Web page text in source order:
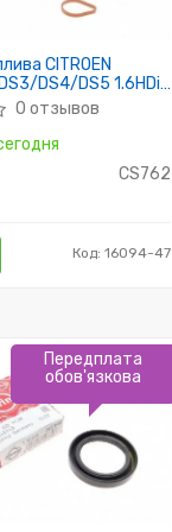
CITROEN
DS4/DS5 1.6HDi
0 отзывов
CS762
Код: 16094-47
Передплата
обов'язкова